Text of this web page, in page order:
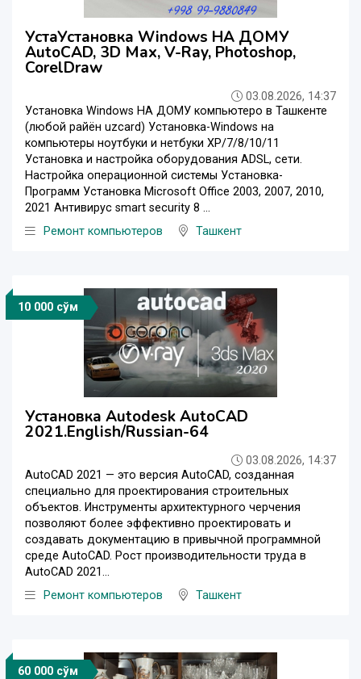
УстаУстановка Windows НА ДОМУ
AutoCAD, 3D Maх, V-Ray, Photoshop,
CorelDraw
03.08.2026, 14:37
Установка Windows НА ДОМУ компьютеро в Ташкенте
(любой райён uzcard) Установка-Windows на
компьютеры ноутбуки и нетбуки XP/7/8/10/11
Установка и настройка оборудования ADSL, сети.
Настройка операционной системы Установка-
Программ Установка Microsoft Office 2003, 2007, 2010,
2021 Антивирус smart security 8 ...
Ремонт компьютеров
Ташкент
10 000 сўм
Установка Autodesk AutoCAD
2021.English/Russian-64
03.08.2026, 14:37
AutoCAD 2021 — это версия AutoCAD, созданная
специально для проектирования строительных
объектов. Инструменты архитектурного черчения
позволяют более эффективно проектировать и
создавать документацию в привычной программной
среде AutoCAD. Рост производительности труда в
AutoCAD 2021...
Ремонт компьютеров
Ташкент
60 000 сўм